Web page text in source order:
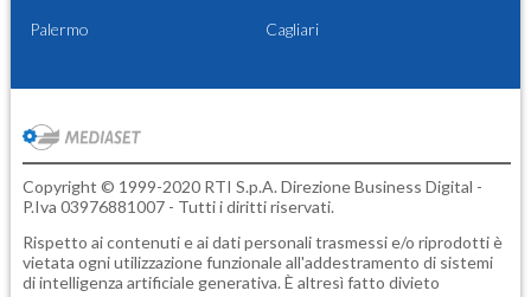
Palermo Cagliari
Copyright © 1999-2020 RTI S.p.A. Direzione Business Digital -
P.Iva 03976881007 - Tutti i diritti riservati.
Rispetto ai contenuti e ai dati personali trasmessi e/o riprodotti è
vietata ogni utilizzazione funzionale all'addestramento di sistemi
di intelligenza artificiale generativa. È altresì fatto divieto